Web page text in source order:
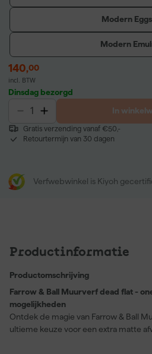
Modern
Modern
140,00
incl. BTW
Dinsdag bezorgd
In
Gratis verzending vanaf €50,-
Retourtermijn van 30 dagen
Verfwebwinkel is Kiyoh
Productinformatie
Productomschrijving
Farrow & Ball Muurverf dead flat -
mogelijkheden
Ontdek de magie van Farrow & Ball
ultieme keuze voor een extra matte